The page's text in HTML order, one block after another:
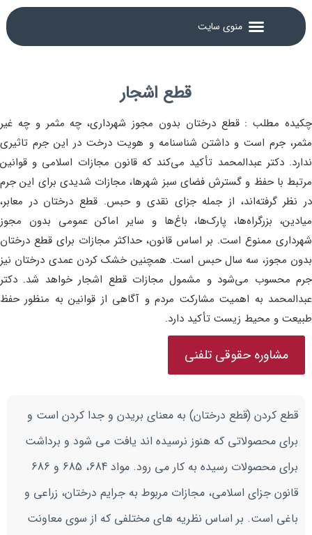
قطع اشجار
چکیده مطلب : قطع درختان بدون مجوز شهرداری، چه مثمر و چه غیر
مثمر، جرم است و داشتن شناسنامه و هویت درخت در این جرم تاثیری
ندارد. دکتر عبدالمحمد تأکید می‌کند که قانون مجازات اسلامی و قوانین
مرتبط با حفظ و گسترش فضای سبز شهرها، مجازات شدیدی برای این جرم
در نظر گرفته‌اند، از جمله جزای نقدی و حبس. قطع درختان در معابر،
میادین، بزرگراه‌ها، پارک‌ها، باغ‌ها و سایر اماکن عمومی بدون مجوز
شهرداری ممنوع است. بر اساس قانون، حداکثر مجازات برای قطع درختان
بدون مجوز، سه سال حبس است. همچنین خشک کردن عمدی درختان نیز
جرم محسوب می‌شود و مشمول مجازات قطع اشجار خواهد شد. دکتر
عبدالمحمد به اهمیت مشارکت مردم و آگاهی از قوانین به منظور حفظ
طبیعت و محیط زیست تأکید دارد.
مشاوره حقوقی تلفنی
قطع کردن (قطع درختان) به معنای بریدن و جدا کردن است و
برای محصولاتی که هنوز نرسیده اند یافت می شود و برداشت
برای محصولات رسیده به کار می رود. مواد 684، 685 و 686
قانون جزای اسلامی، مجازات مربوط به جرایم درختان، زراعی و
باغی است. بر اساس نظریه های مختلفی که از سوی معاونت